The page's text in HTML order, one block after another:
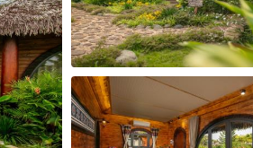
22
29
20 21 22 23
27